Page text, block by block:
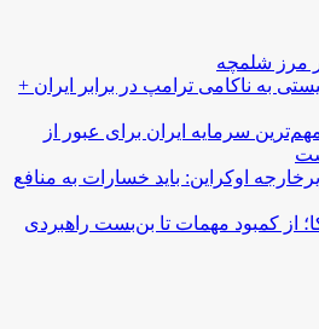
مرز شلمچه
به ناکامی ترامپ در برابر ایران +
سرمایه ایران برای عبور از
اوکراین: باید خسارات به منافع
از کمبود مهمات تا بن‌بست راهبردی